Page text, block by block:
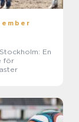
En
för